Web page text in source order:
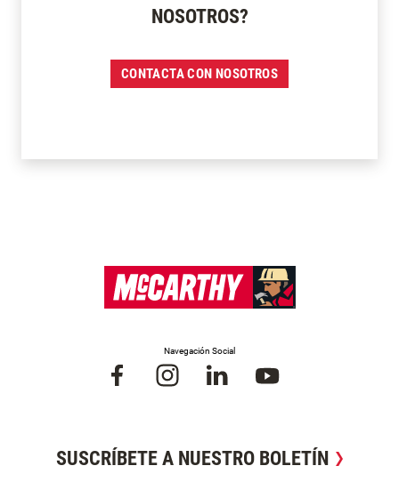
NOSOTROS?
CONTACTA CON NOSOTROS
Navegación Social
SUSCRÍBETE A NUESTRO BOLETÍN